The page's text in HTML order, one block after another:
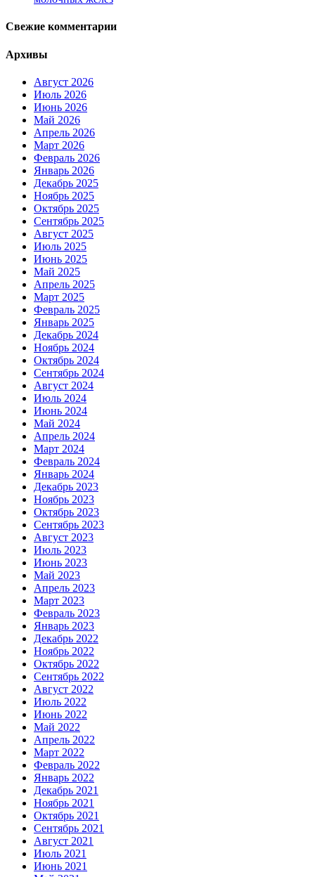
Свежие комментарии
Архивы
Август 2026
Июль 2026
Июнь 2026
Май 2026
Апрель 2026
Март 2026
Февраль 2026
Январь 2026
Декабрь 2025
Ноябрь 2025
Октябрь 2025
Сентябрь 2025
Август 2025
Июль 2025
Июнь 2025
Май 2025
Апрель 2025
Март 2025
Февраль 2025
Январь 2025
Декабрь 2024
Ноябрь 2024
Октябрь 2024
Сентябрь 2024
Август 2024
Июль 2024
Июнь 2024
Май 2024
Апрель 2024
Март 2024
Февраль 2024
Январь 2024
Декабрь 2023
Ноябрь 2023
Октябрь 2023
Сентябрь 2023
Август 2023
Июль 2023
Июнь 2023
Май 2023
Апрель 2023
Март 2023
Февраль 2023
Январь 2023
Декабрь 2022
Ноябрь 2022
Октябрь 2022
Сентябрь 2022
Август 2022
Июль 2022
Июнь 2022
Май 2022
Апрель 2022
Март 2022
Февраль 2022
Январь 2022
Декабрь 2021
Ноябрь 2021
Октябрь 2021
Сентябрь 2021
Август 2021
Июль 2021
Июнь 2021